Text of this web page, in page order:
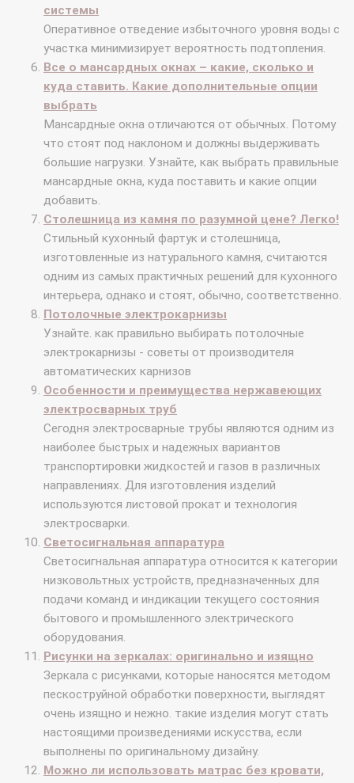
системы
Оперативное отведение избыточного уровня воды с
участка минимизирует вероятность подтопления.
Все о мансардных окнах – какие, сколько и
куда ставить. Какие дополнительные опции
выбрать
Мансардные окна отличаются от обычных. Потому
что стоят под наклоном и должны выдерживать
большие нагрузки. Узнайте, как выбрать правильные
мансардные окна, куда поставить и какие опции
добавить.
Столешница из камня по разумной цене? Легко!
Стильный кухонный фартук и столешница,
изготовленные из натурального камня, считаются
одним из самых практичных решений для кухонного
интерьера, однако и стоят, обычно, соответственно.
Потолочные электрокарнизы
Узнайте. как правильно выбирать потолочные
электрокарнизы - советы от производителя
автоматических карнизов
Особенности и преимущества нержавеющих
электросварных труб
Сегодня электросварные трубы являются одним из
наиболее быстрых и надежных вариантов
транспортировки жидкостей и газов в различных
направлениях. Для изготовления изделий
используются листовой прокат и технология
электросварки.
Светосигнальная аппаратура
Светосигнальная аппаратура относится к категории
низковольтных устройств, предназначенных для
подачи команд и индикации текущего состояния
бытового и промышленного электрического
оборудования.
Рисунки на зеркалах: оригинально и изящно
Зеркала с рисунками, которые наносятся методом
пескоструйной обработки поверхности, выглядят
очень изящно и нежно. такие изделия могут стать
настоящими произведениями искусства, если
выполнены по оригинальному дизайну.
Можно ли использовать матрас без кровати,